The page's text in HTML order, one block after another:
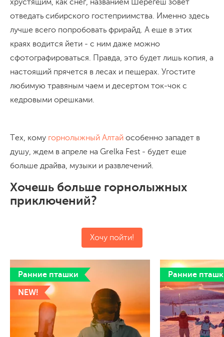
хрустящим, как снег, названием Шерегеш зовет
отведать сибирского гостеприимства. Именно здесь
лучше всего попробовать фрирайд. А еще в этих
краях водится йети - с ним даже можно
сфотографироваться. Правда, это будет лишь копия, а
настоящий прячется в лесах и пещерах. Угостите
любимую травяным чаем и десертом ток-чок с
кедровыми орешками.
Тех, кому горнолыжный Алтай особенно западет в
душу, ждем в апреле на Grelka Fest - будет еще
больше драйва, музыки и развлечений.
Хочешь больше горнолыжных
приключений?
Хочу пойти!
Ранние пташки
NEW!
Ранние